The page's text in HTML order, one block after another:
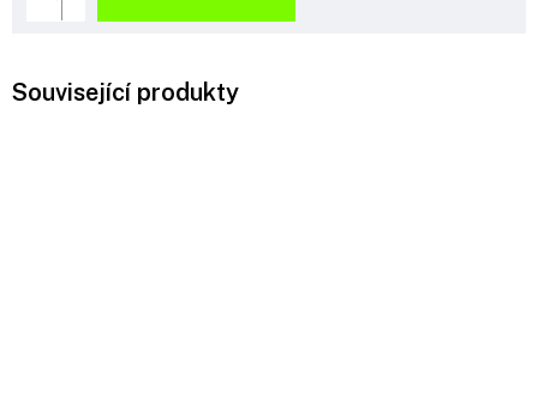
Související produkty